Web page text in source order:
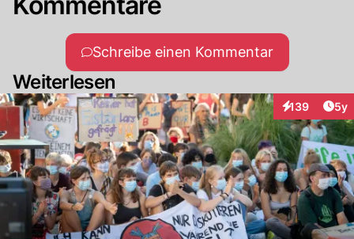
Schreibe einen Kommentar
Weiterlesen
139
Interaktionen
5y